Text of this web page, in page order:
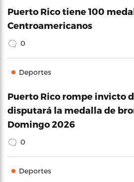
Puerto Rico tiene 100
Centroamericanos
0
Deportes
Puerto Rico rompe invicto
disputará la medalla de
Domingo 2026
0
Deportes